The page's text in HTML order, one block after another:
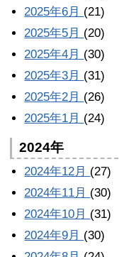
2025年6月 (21)
2025年5月 (20)
2025年4月 (30)
2025年3月 (31)
2025年2月 (26)
2025年1月 (24)
2024年
2024年12月 (27)
2024年11月 (30)
2024年10月 (31)
2024年9月 (30)